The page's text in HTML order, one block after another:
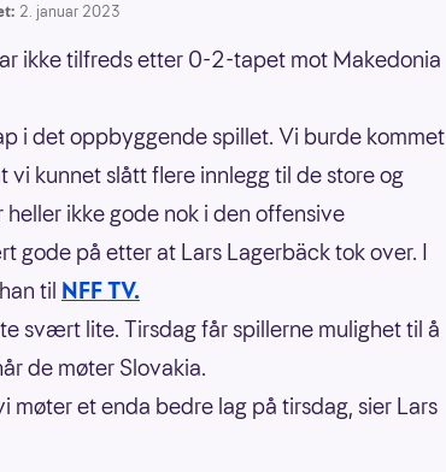
2. januar 2023
ikke tilfreds etter 0-2-tapet mot Makedonia
i det oppbyggende spillet. Vi burde kommet
vi kunnet slått flere innlegg til de store og
ikke gode nok i den offensive
gode på etter at Lars Lagerbäck tok over. I
til NFF TV.
svært lite. Tirsdag får spillerne mulighet til å
de møter Slovakia.
møter et enda bedre lag på tirsdag, sier Lars